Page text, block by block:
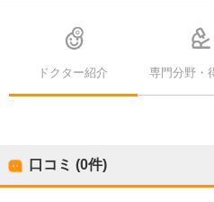
ドクター紹介 専門分野・
口コミ (0件)